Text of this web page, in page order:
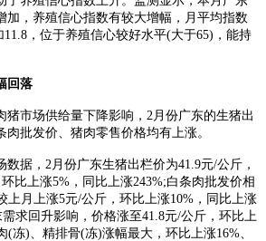
加，养殖信心指数有较大增幅，月平均指数
11.8，位于养殖信心较好水平(大于65)，能持
回落
市场供给量下降影响，2月份广东的生猪出
批发价、猪肉零售价格均有上涨。
，2月份广东生猪出栏价为41.9元/公斤，
比上涨5%，同比上涨243%;白条肉批发价相
上月上涨5元/公斤，环比上涨10%，同比上涨
求回升影响，价格涨至41.8元/公斤，环比上
(冻)、精排骨(冻)涨幅最大，环比上涨16%、